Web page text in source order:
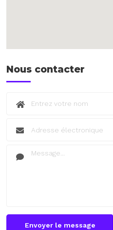
Nous contacter
Envoyer le message